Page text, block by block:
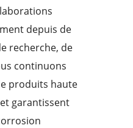
depuis de
recherche, de
continuons
produits haute
garantissent